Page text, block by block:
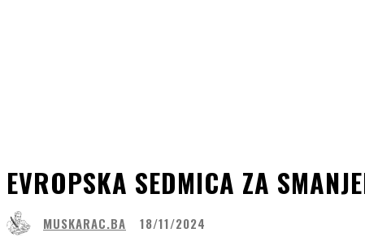
EVROPSKA SEDMICA ZA
MUSKARAC.BA 18/11/2024